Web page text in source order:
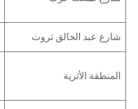
شارع عبد الخالق ثروت
المنطقة الأثرية